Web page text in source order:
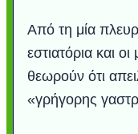
Από τη μία
εστιατόρια και
θεωρούν ότι
«γρήγορης